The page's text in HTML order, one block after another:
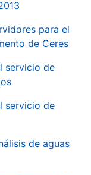
para el
de Ceres
servicio de
servicio de
de aguas